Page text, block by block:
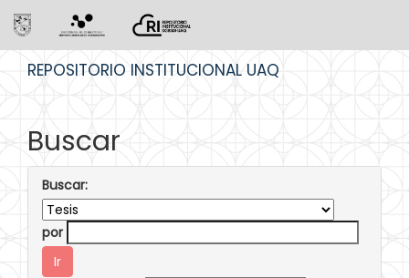
REPOSITORIO INSTITUCIONAL UAQ
Buscar
Buscar:
por